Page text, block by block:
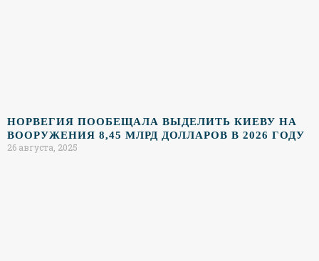
НОРВЕГИЯ ПООБЕЩАЛА ВЫДЕЛИТЬ КИЕВУ НА
ВООРУЖЕНИЯ 8,45 МЛРД ДОЛЛАРОВ В 2026 ГОДУ
26 августа, 2025